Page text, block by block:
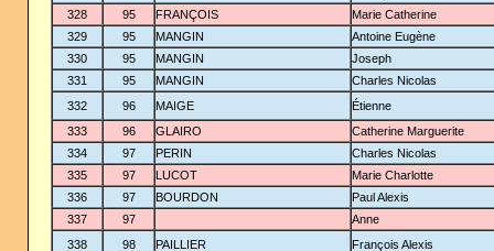
328
95 FRANÇOIS
Marie Catherine
329
95 MANGIN
Antoine Eugène
330
95 MANGIN
Joseph
331
95 MANGIN
Charles Nicolas
332
96 MAIGE
Étienne
333
96 GLAIRO
Catherine Marguerite
334
97 PERIN
Charles Nicolas
335
97 LUCOT
Marie Charlotte
336
97 BOURDON
Paul Alexis
337
97
Anne
338
98 PAILLIER
François Alexis